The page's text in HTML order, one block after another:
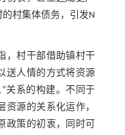
村集体债务，引发N
，村干部借助镇村干
送人情的方式将资源
关系的构建。不同于
资源的关系化运作，
政策的初衷，同时可